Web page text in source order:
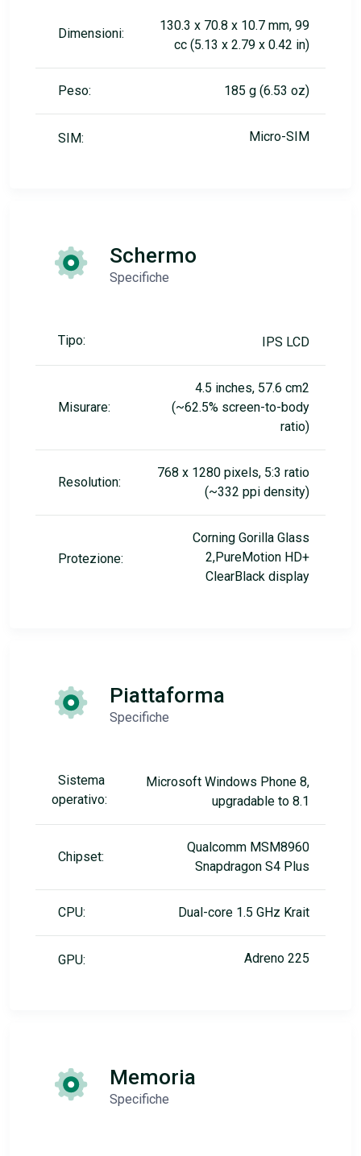
Dimensioni:
130.3 x 70.8 x 10.7 mm, 99
cc (5.13 x 2.79 x 0.42 in)
Peso: 185 g (6.53 oz)
SIM: Micro-SIM
Schermo
Specifiche
Tipo: IPS LCD
Misurare:
4.5 inches, 57.6 cm2
(~62.5% screen-to-body
ratio)
Resolution:
768 x 1280 pixels, 5:3 ratio
(~332 ppi density)
Protezione:
Corning Gorilla Glass
2,PureMotion HD+
ClearBlack display
Piattaforma
Specifiche
Sistema
operativo:
Microsoft Windows Phone 8,
upgradable to 8.1
Chipset:
Qualcomm MSM8960
Snapdragon S4 Plus
CPU: Dual-core 1.5 GHz Krait
GPU: Adreno 225
Memoria
Specifiche